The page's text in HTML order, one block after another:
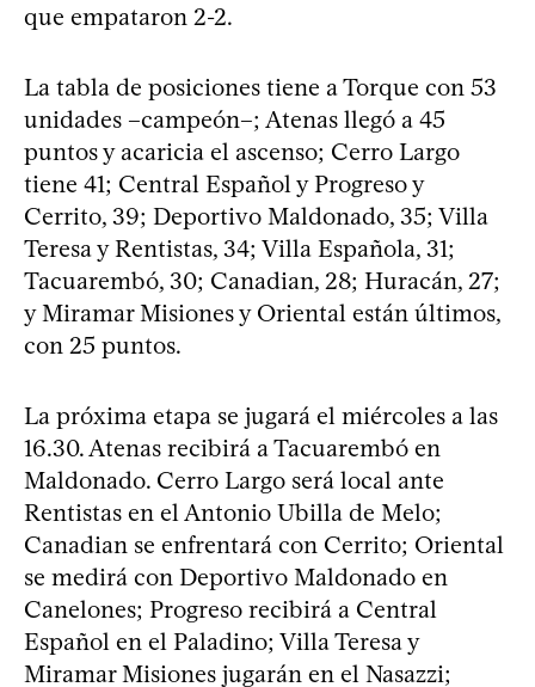
que empataron 2-2.
La tabla de posiciones tiene a Torque con 53
unidades –campeón–; Atenas llegó a 45
puntos y acaricia el ascenso; Cerro Largo
tiene 41; Central Español y Progreso y
Cerrito, 39; Deportivo Maldonado, 35; Villa
Teresa y Rentistas, 34; Villa Española, 31;
Tacuarembó, 30; Canadian, 28; Huracán, 27;
y Miramar Misiones y Oriental están últimos,
con 25 puntos.
La próxima etapa se jugará el miércoles a las
16.30. Atenas recibirá a Tacuarembó en
Maldonado. Cerro Largo será local ante
Rentistas en el Antonio Ubilla de Melo;
Canadian se enfrentará con Cerrito; Oriental
se medirá con Deportivo Maldonado en
Canelones; Progreso recibirá a Central
Español en el Paladino; Villa Teresa y
Miramar Misiones jugarán en el Nasazzi;